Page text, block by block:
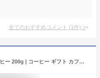
全てのおすすめコメント (1件) >
オーガニック カフェインレスコーヒー 200g | コーヒー ギフト カフェインレス 有機 ドリップ 粉 中挽 珈琲 デカフェ ノンカフェイン カフェインレスコーヒー ドリップコーヒー 水出し おすすめ 妊婦 安心 妊娠中 授乳中